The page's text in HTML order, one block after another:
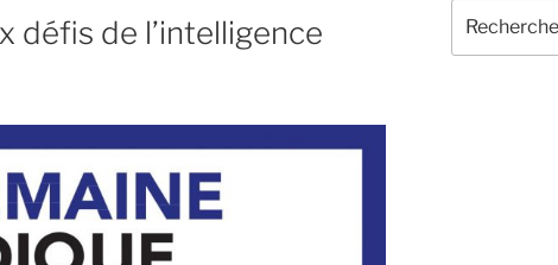
défis de l’intelligence
pour
: